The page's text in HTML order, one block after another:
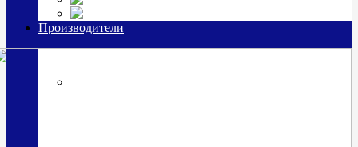
Производители